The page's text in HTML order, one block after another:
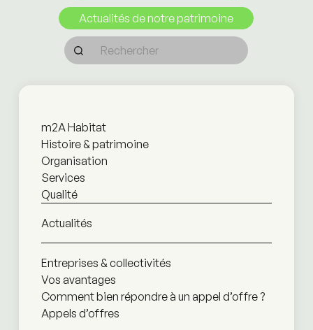
Actualités de notre patrimoine
m2A Habitat
Histoire & patrimoine
Organisation
Services
Qualité
Actualités
Entreprises & collectivités
Vos avantages
Comment bien répondre à un appel d’offre ?
Appels d’offres